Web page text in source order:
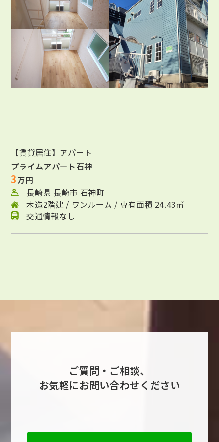
【賃貸居住】アパート
プライムアパ―ト石神
3万円
長崎県 長崎市 石神町
木造2階建 / ワンルーム / 専有面積 24.43㎡
交通情報なし
ご質問・ご相談、
お気軽にお問い合わせください